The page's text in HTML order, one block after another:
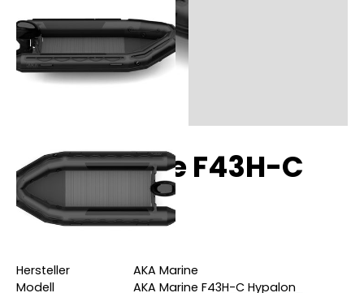
AKA Marine F43H-C
Hypalon
Hersteller
AKA Marine
Modell
AKA Marine F43H-C Hypalon